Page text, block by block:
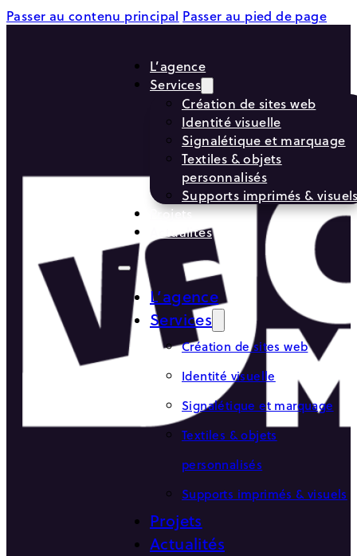
Passer au contenu principal Passer au pied de page
L’agence
Services
Création de sites web
Identité visuelle
Signalétique et marquage
Textiles & objets
personnalisés
Supports imprimés &
Projets
Actualités
L’agence
Services
Création de sites web
Identité visuelle
Signalétique et marquage
Textiles & objets
personnalisés
Supports imprimés & visuels
Projets
Actualités